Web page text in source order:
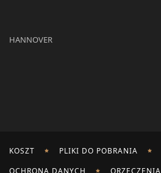
HANNOVER
KOSZT PLIKI DO POBRANIA
OCHRONA DANYCH
ORZECZENIA